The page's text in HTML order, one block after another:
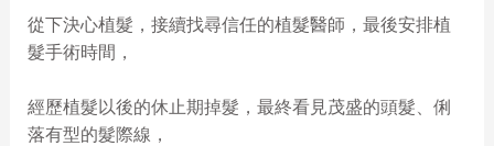
從下決心植髮，接續找尋信任的植髮醫師，最後安排植
髮手術時間，
經歷植髮以後的休止期掉髮，最終看見茂盛的頭髮、俐
落有型的髮際線，